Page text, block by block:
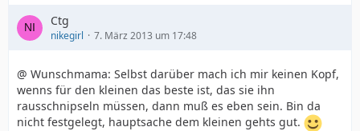
Ctg
nikegirl 7. März 2013 um 17:48
@ Wunschmama: Selbst darüber mach ich mir keinen Kopf,
wenns für den kleinen das beste ist, das sie ihn
rausschnipseln müssen, dann muß es eben sein. Bin da
nicht festgelegt, hauptsache dem kleinen gehts gut.